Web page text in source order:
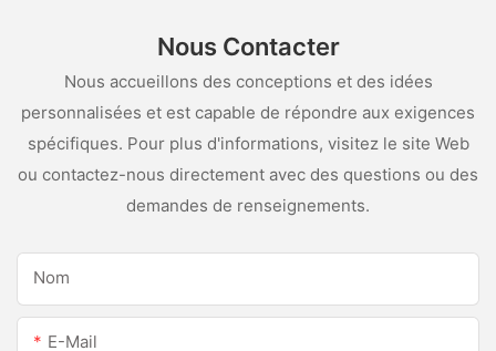
Nous Contacter
Nous accueillons des conceptions et des idées
personnalisées et est capable de répondre aux exigences
spécifiques. Pour plus d'informations, visitez le site Web
ou contactez-nous directement avec des questions ou des
demandes de renseignements.
Nom
E-Mail